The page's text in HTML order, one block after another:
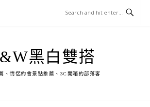
黑白雙搭
、情侶約會景點推薦、3C開箱的部落客